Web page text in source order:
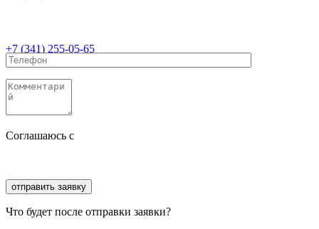
+7 (341) 255-05-65
Соглашаюсь с
Что будет после отправки заявки?